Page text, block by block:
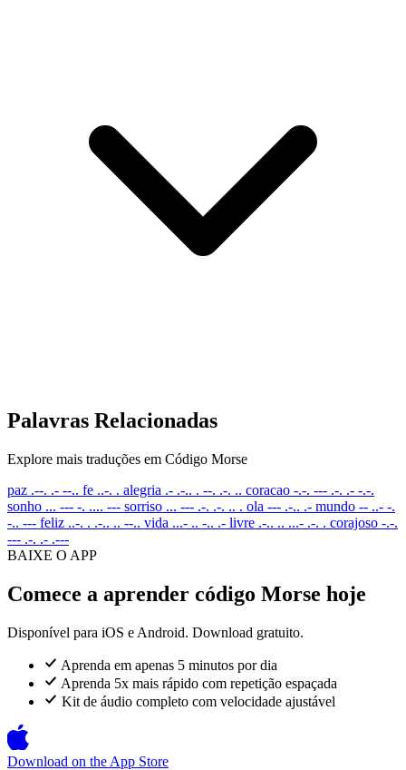
Palavras Relacionadas
Explore mais traduções em Código Morse
paz .--. .- --.. fe ..-. . alegria .- .-.. . --. .-. .. coracao -.-. --- .-. .- -.-.
sonho ... --- -. .... --- sorriso ... --- .-. .-. .. . ola --- .-.. .- mundo -- ..- -.
-.. --- feliz ..-. . .-.. .. --.. vida ...- .. -.. .- livre .-.. .. ...- .-. . corajoso -.-.
--- .-. .- .---
BAIXE O APP
Comece a aprender código Morse hoje
Disponível para iOS e Android. Download gratuito.
Aprenda em apenas 5 minutos por dia
Aprenda 5x mais rápido com repetição espaçada
Kit de áudio completo com velocidade ajustável
Download on the App Store